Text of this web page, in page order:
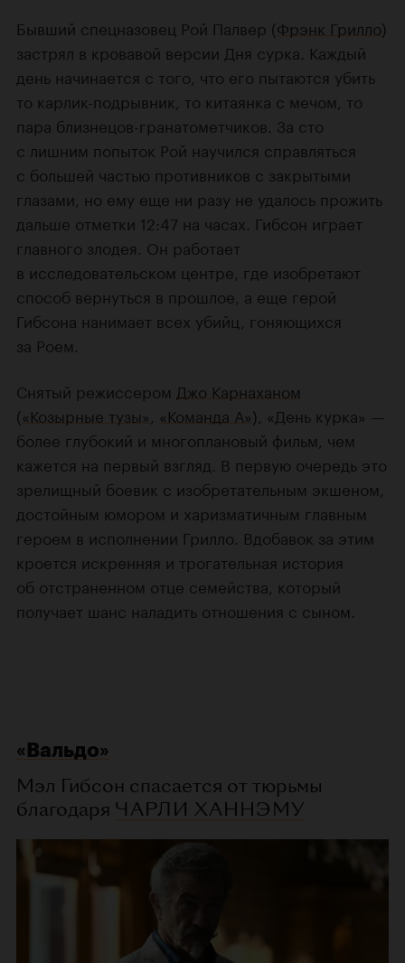
Бывший спецназовец Рой Палвер (Фрэнк Грилло)
застрял в кровавой версии Дня сурка. Каждый
день начинается с того, что его пытаются убить
то карлик-подрывник, то китаянка с мечом, то
пара близнецов-гранатометчиков. За сто
с лишним попыток Рой научился справляться
с большей частью противников с закрытыми
глазами, но ему еще ни разу не удалось прожить
дальше отметки 12:47 на часах. Гибсон играет
главного злодея. Он работает
в исследовательском центре, где изобретают
способ вернуться в прошлое, а еще герой
Гибсона нанимает всех убийц, гоняющихся
за Роем.
Снятый режиссером Джо Карнаханом
(«Козырные тузы» «Команда А»), «День курка» —
более глубокий и многоплановый фильм, чем
кажется на первый взгляд. В первую очередь это
зрелищный боевик с изобретательным экшеном,
достойным юмором и харизматичным главным
героем в исполнении Грилло. Вдобавок за этим
кроется искренняя и трогательная история
об отстраненном отце семейства, который
получает шанс наладить отношения с сыном.
«Вальдо»
Мэл Гибсон спасается от тюрьмы
благодаря ЧАРЛИ ХАННЭМУ